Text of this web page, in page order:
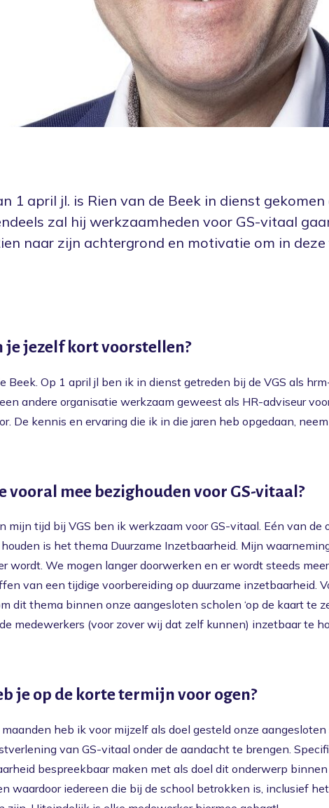
Voorkomen Vergoedingen
1 april jl. is Rien van de Beek in dienst
zal hij werkzaamheden voor GS-vitaal
naar zijn achtergrond en motivatie om in
je jezelf kort voorstellen?
Beek. Op 1 april jl ben ik in dienst getreden bij de VGS als
andere organisatie werkzaam geweest als HR-adviseur
De kennis en ervaring die ik in die jaren heb opgedaan,
vooral mee bezighouden voor GS-vitaal?
mijn tijd bij VGS ben ik werkzaam voor GS-vitaal. Eén van de
is het thema Duurzame Inzetbaarheid. Mijn
wordt. We mogen langer doorwerken en er wordt steeds
van een tijdige voorbereiding op duurzame inzetbaarheid.
dit thema binnen onze aangesloten scholen ‘op de kaart te
medewerkers (voor zover wij dat zelf kunnen) inzetbaar te
je op de korte termijn voor ogen?
heb ik voor mijzelf als doel gesteld onze
van GS-vitaal onder de aandacht te brengen.
bespreekbaar maken met als doel dit onderwerp
waardoor iedereen die bij de school betrokken is, inclusief